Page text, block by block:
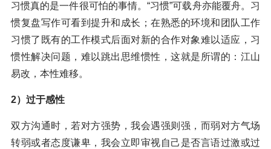
习惯真的是一件很可怕的事情。“习惯”可载舟亦能覆舟。习
惯复盘写作可看到提升和成长；在熟悉的环境和团队工作
习惯了既有的工作模式后面对新的合作对象难以适应，习
惯性解决问题，难以跳出思维惯性，这就是所谓的：江山
易改，本性难移。
2）过于感性
双方沟通时，若对方强势，我会遇强则强，而弱对方气场
转弱或者态度谦卑，我会立即审视自己是否言语过激或过